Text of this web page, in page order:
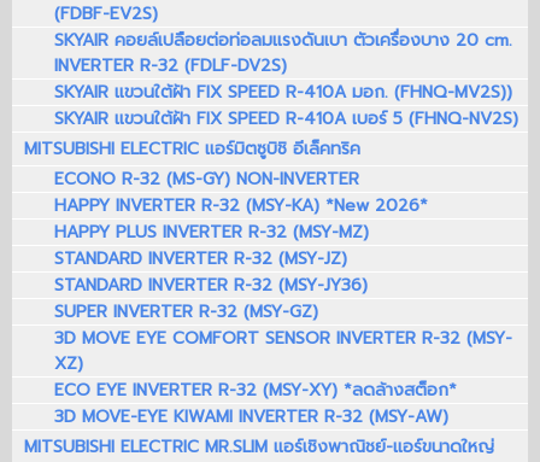
(FDBF-EV2S)
SKYAIR คอยล์เปลือยต่อท่อลมแรงดันเบา ตัวเครื่องบาง 20 cm.
INVERTER R-32 (FDLF-DV2S)
SKYAIR แขวนใต้ฝ้า FIX SPEED R-410A มอก. (FHNQ-MV2S))
SKYAIR แขวนใต้ฝ้า FIX SPEED R-410A เบอร์ 5 (FHNQ-NV2S)
MITSUBISHI ELECTRIC แอร์มิตซูบิชิ อีเล็คทริค
ECONO R-32 (MS-GY) NON-INVERTER
HAPPY INVERTER R-32 (MSY-KA) *New 2026*
HAPPY PLUS INVERTER R-32 (MSY-MZ)
STANDARD INVERTER R-32 (MSY-JZ)
STANDARD INVERTER R-32 (MSY-JY36)
SUPER INVERTER R-32 (MSY-GZ)
3D MOVE EYE COMFORT SENSOR INVERTER R-32 (MSY-
XZ)
ECO EYE INVERTER R-32 (MSY-XY) *ลดล้างสต็อก*
3D MOVE-EYE KIWAMI INVERTER R-32 (MSY-AW)
MITSUBISHI ELECTRIC MR.SLIM แอร์เชิงพาณิชย์-แอร์ขนาดใหญ่